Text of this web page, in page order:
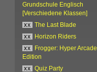
Grundschule Englisch
[Verschiedene Klassen]
xx
The Last Blade
xx
Horizon Riders
xx
Frogger: Hyper Arcade
Edition
xx
Quiz Party